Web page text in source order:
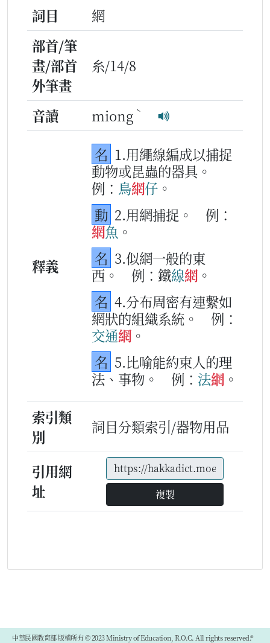
詞目
網
部首/筆
畫/部首
外筆畫
糸/14/8
音讀 miong ˋ
釋義
名 1.用繩線編成以捕捉
動物或昆蟲的器具。
例： 鳥網仔 。
動 2.用網捕捉。
例：
網魚 。
名 3.似網一般的東
西。
例：鐵線網 。
名 4.分布周密有連繫如
網狀的組織系統。
例：
交通網 。
名 5.比喻能約束人的理
法、事物。
例： 法網 。
索引類
別
詞目分類索引/器物用品
引用網
址
複製
中華民國教育部 版權所有 © 2023 Ministry of Education, R.O.C. All rights reserved.®